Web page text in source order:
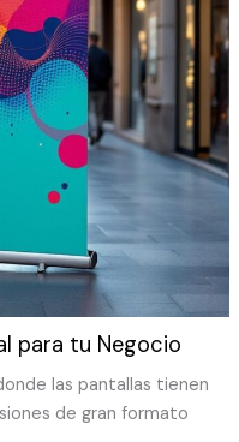
para tu Negocio
las pantallas tienen
de gran formato